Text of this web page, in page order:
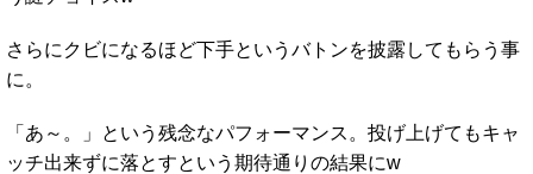
さらにクビになるほど下手というバトンを披露してもらう事
に。
「あ～。」という残念なパフォーマンス。投げ上げてもキャ
ッチ出来ずに落とすという期待通りの結果にw